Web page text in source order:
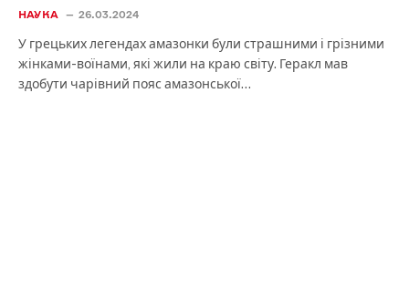
НАУКА 26.03.2024
У грецьких легендах амазонки були страшними і грізними
жінками-воїнами, які жили на краю світу. Геракл мав
здобути чарівний пояс амазонської…